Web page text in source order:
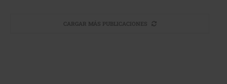
CARGAR MÁS PUBLICACIONES